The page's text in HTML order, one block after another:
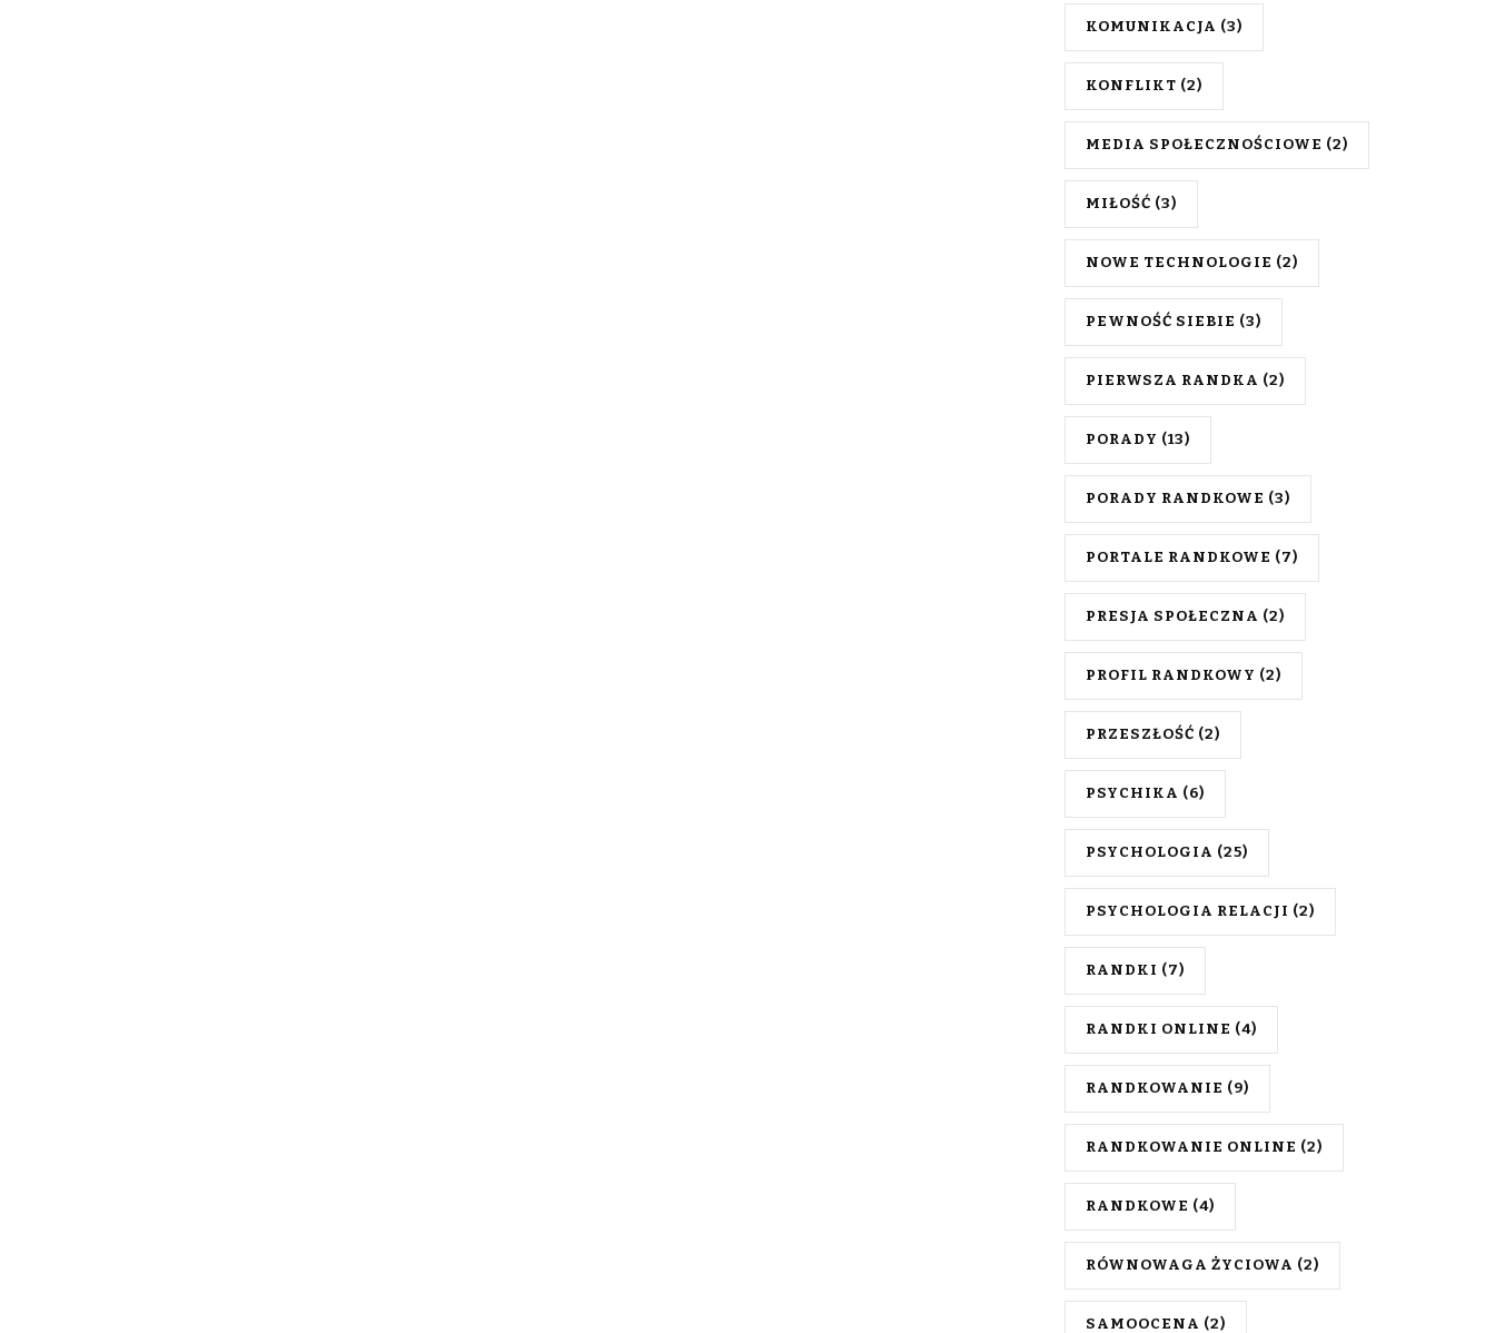
KOMUNIKACJA (3)
KONFLIKT (2)
MEDIA SPOŁECZNOŚCIOWE (2)
MIŁOŚĆ (3)
NOWE TECHNOLOGIE (2)
PEWNOŚĆ SIEBIE (3)
PIERWSZA RANDKA (2)
PORADY (13)
PORADY RANDKOWE (3)
PORTALE RANDKOWE (7)
PRESJA SPOŁECZNA (2)
PROFIL RANDKOWY (2)
PRZESZŁOŚĆ (2)
PSYCHIKA (6)
PSYCHOLOGIA (25)
PSYCHOLOGIA RELACJI (2)
RANDKI (7)
RANDKI ONLINE (4)
RANDKOWANIE (9)
RANDKOWANIE ONLINE (2)
RANDKOWE (4)
RÓWNOWAGA ŻYCIOWA (2)
SAMOOCENA (2)